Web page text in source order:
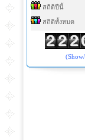
สถิติปีนี้
สถิติทั้งหมด